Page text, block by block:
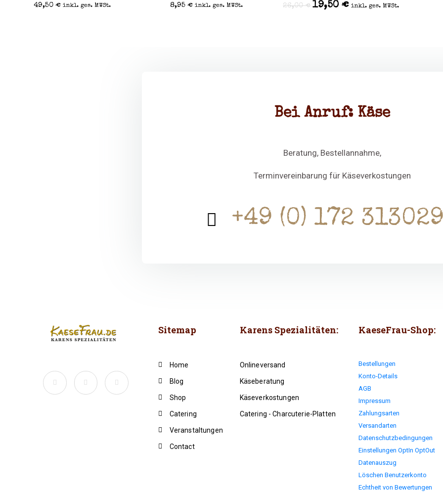
49,50 € inkl. ges. MWSt. 8,95€ inkl. ges. MWSt. 26,00€ 19,50€ inkl. ges. MWSt.
Bei Anruf: Käse
Beratung, Bestellannahme,
Terminvereinbarung für Käseverkostungen
+49 (0) 172
Sitemap
Home
Blog
Shop
Catering
Veranstaltungen
Contact
Karens Spezialitäten:
Onlineversand
Käseberatung
Käseverkostungen
Catering - Charcuterie-Platten
KaeseFrau-Shop:
Bestellungen
Konto-Details
AGB
Impressum
Zahlungsarten
Versandarten
Datenschutzbedingungen
Einstellungen OptIn OptOut
Datenauszug
Löschen Benutzerkonto
Echtheit von Bewertungen